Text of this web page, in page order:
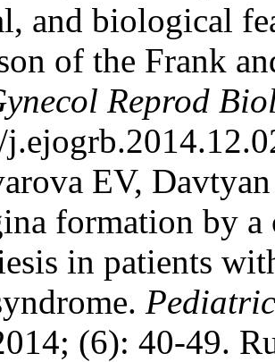
and biological
of the Frank
Reprod
EV,
formation by
in patients
(6): 40-49.